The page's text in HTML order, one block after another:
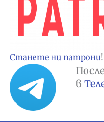
Станете ни патрони!
в